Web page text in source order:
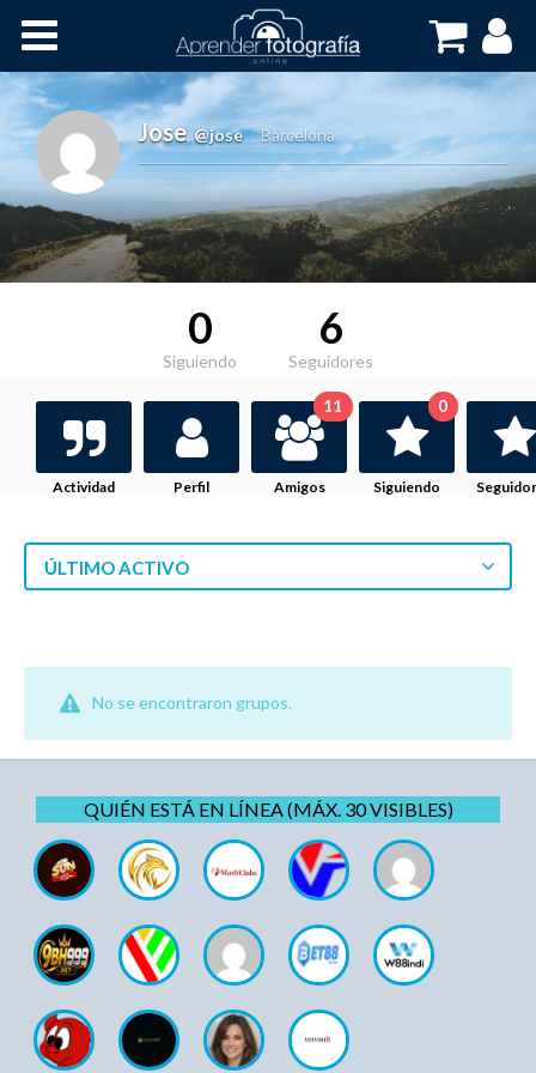
Cursos OnLine
Jose, @jose Barcelona
0
Siguiendo
6
Seguidores
Actividad Perfil Amigos
11
Siguiendo
0
ÚLTIMO ACTIVO
No se encontraron grupos.
QUIÉN ESTÁ EN LÍNEA (MÁX. 30 VISIBLES)